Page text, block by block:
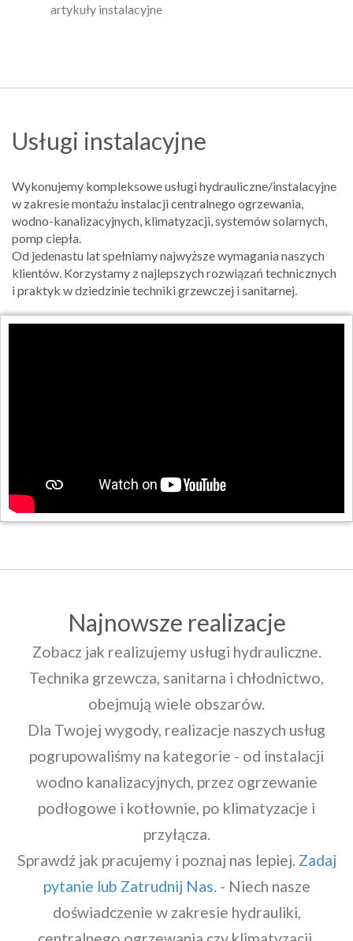
artykuły instalacyjne
Usługi instalacyjne
Wykonujemy kompleksowe usługi hydrauliczne/instalacyjne
w zakresie montażu instalacji centralnego ogrzewania,
wodno-kanalizacyjnych, klimatyzacji, systemów solarnych,
pomp ciepła.
Od jedenastu lat spełniamy najwyższe wymagania naszych
klientów. Korzystamy z najlepszych rozwiązań technicznych
i praktyk w dziedzinie techniki grzewczej i sanitarnej.
Najnowsze realizacje
Zobacz jak realizujemy usługi hydrauliczne.
Technika grzewcza, sanitarna i chłodnictwo,
obejmują wiele obszarów.
Dla Twojej wygody, realizacje naszych usług
pogrupowaliśmy na kategorie - od instalacji
wodno kanalizacyjnych, przez ogrzewanie
podłogowe i kotłownie, po klimatyzacje i
przyłącza.
Sprawdź jak pracujemy i poznaj nas lepiej. Zadaj
pytanie lub Zatrudnij Nas. - Niech nasze
doświadczenie w zakresie hydrauliki,